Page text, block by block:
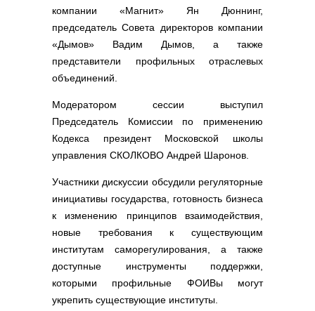
компании «Магнит» Ян Дюннинг,
председатель Совета директоров компании
«Дымов» Вадим Дымов, а также
представители профильных отраслевых
объединений.
Модератором сессии выступил
Председатель Комиссии по применению
Кодекса президент Московской школы
управления СКОЛКОВО Андрей Шаронов.
Участники дискуссии обсудили регуляторные
инициативы государства, готовность бизнеса
к изменению принципов взаимодействия,
новые требования к существующим
институтам саморегулирования, а также
доступные инструменты поддержки,
которыми профильные ФОИВы могут
укрепить существующие институты.